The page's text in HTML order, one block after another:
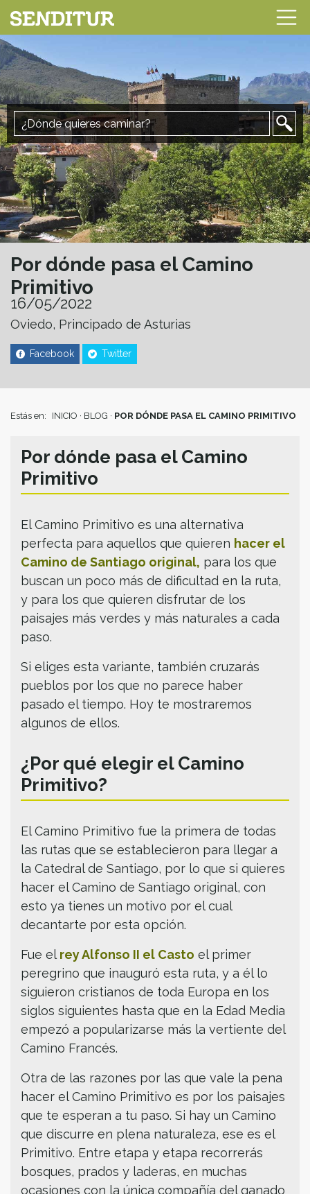
Por dónde pasa el Camino
Primitivo
16/05/2022
Oviedo, Principado de Asturias
Facebook Twitter
Estás en: INICIO · BLOG · POR DÓNDE PASA EL CAMINO PRIMITIVO
Por dónde pasa el Camino
Primitivo
El Camino Primitivo es una alternativa
perfecta para aquellos que quieren hacer el
Camino de Santiago original, para los que
buscan un poco más de dificultad en la ruta,
y para los que quieren disfrutar de los
paisajes más verdes y más naturales a cada
paso.
Si eliges esta variante, también cruzarás
pueblos por los que no parece haber
pasado el tiempo. Hoy te mostraremos
algunos de ellos.
¿Por qué elegir el Camino
Primitivo?
El Camino Primitivo fue la primera de todas
las rutas que se establecieron para llegar a
la Catedral de Santiago, por lo que si quieres
hacer el Camino de Santiago original, con
esto ya tienes un motivo por el cual
decantarte por esta opción.
Fue el rey Alfonso II el Casto el primer
peregrino que inauguró esta ruta, y a él lo
siguieron cristianos de toda Europa en los
siglos siguientes hasta que en la Edad Media
empezó a popularizarse más la vertiente del
Camino Francés.
Otra de las razones por las que vale la pena
hacer el Camino Primitivo es por los paisajes
que te esperan a tu paso. Si hay un Camino
que discurre en plena naturaleza, ese es el
Primitivo. Entre etapa y etapa recorrerás
bosques, prados y laderas, en muchas
ocasiones con la única compañía del ganado